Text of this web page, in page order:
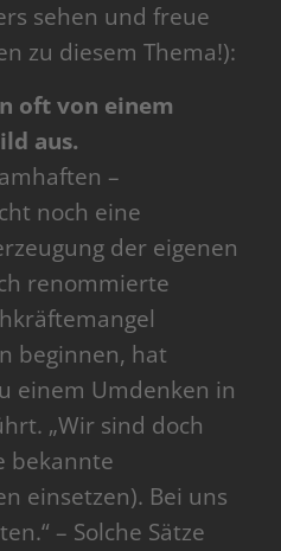
sehen und freue
zu diesem Thema!):
oft von einem
aus.
–
noch eine
der eigenen
renommierte
beginnen, hat
einem Umdenken in
„Wir sind doch
bekannte
einsetzen). Bei uns
– Solche Sätze